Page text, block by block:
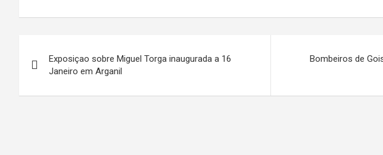
de
artigos
Exposiçao sobre Miguel Torga inaugurada a 16
Janeiro em Arganil
Bombeiros de